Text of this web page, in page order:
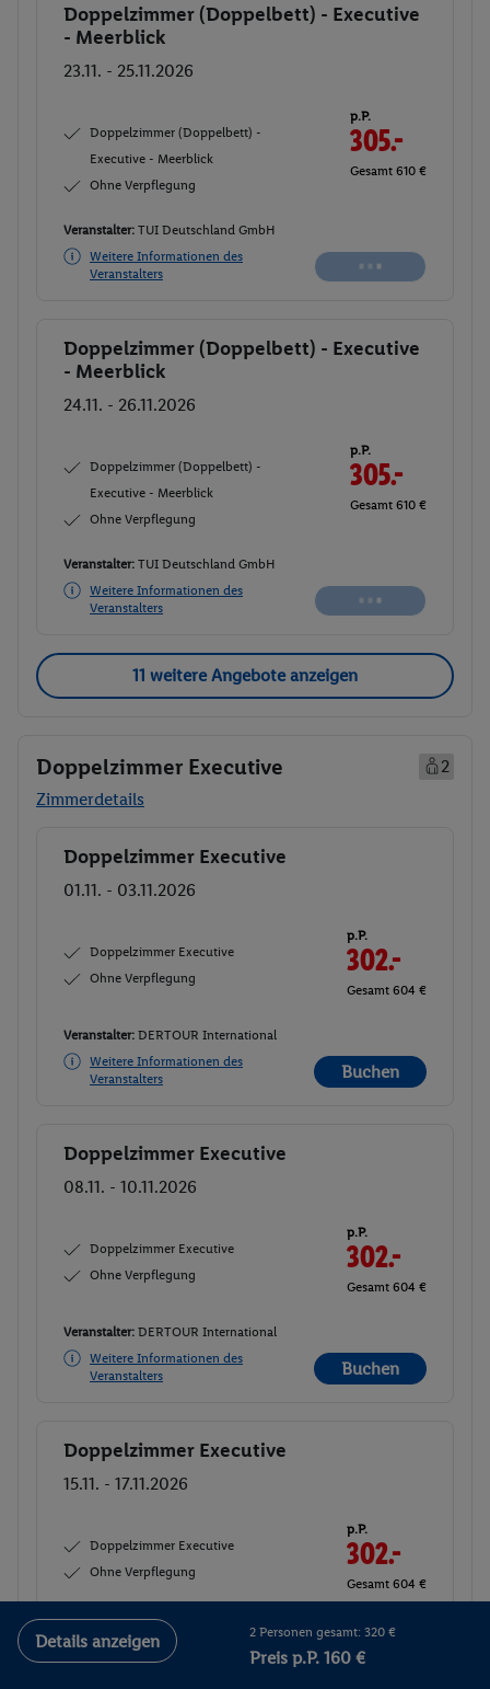
Buchen
Doppelzimmer (Doppelbett) - Executive
- Meerblick
23.11. - 25.11.2026
Doppelzimmer (Doppelbett) -
Executive - Meerblick
Ohne Verpflegung
p.P.
327.-
Gesamt 654 €
Veranstalter: TUI Deutschland GmbH
Weitere Informationen des
Veranstalters
Buchen
Buchen
Doppelzimmer (Doppelbett) - Executive
- Meerblick
24.11. - 26.11.2026
Doppelzimmer (Doppelbett) -
Executive - Meerblick
Ohne Verpflegung
p.P.
327.-
Gesamt 654 €
Veranstalter: TUI Deutschland GmbH
Weitere Informationen des
Veranstalters
Buchen
11 weitere Angebote anzeigen
Doppelzimmer Executive
2
Zimmerdetails
Buchen
Doppelzimmer Executive
01.11. - 03.11.2026
Doppelzimmer Executive
Ohne Verpflegung
p.P.
302.-
Gesamt 604 €
Veranstalter: DERTOUR International
Weitere Informationen des
Veranstalters
Buchen
Buchen
Doppelzimmer Executive
08.11. - 10.11.2026
Doppelzimmer Executive
Ohne Verpflegung
p.P.
302.-
Gesamt 604 €
Veranstalter: DERTOUR International
Weitere Informationen des
Veranstalters
Buchen
Buchen
Doppelzimmer Executive
15.11. - 17.11.2026
Doppelzimmer Executive
Ohne Verpflegung
p.P.
302.-
Gesamt 604 €
DERTOUR International
Weitere Informationen des
Details anzeigen 2 Personen gesamt: 320 €
Preis p.P. 160 €